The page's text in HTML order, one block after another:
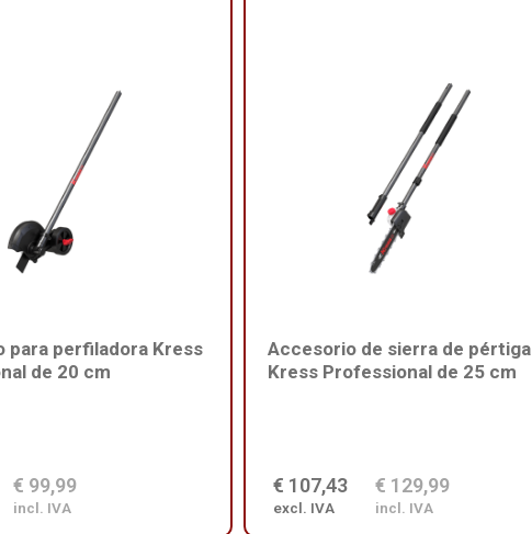
para perfiladora Kress
de 20 cm
€ 99,99
incl. IVA
Accesorio de sierra de pértiga
Kress Professional de 25 cm
€ 107,43
excl. IVA
€ 129,99
incl. IVA